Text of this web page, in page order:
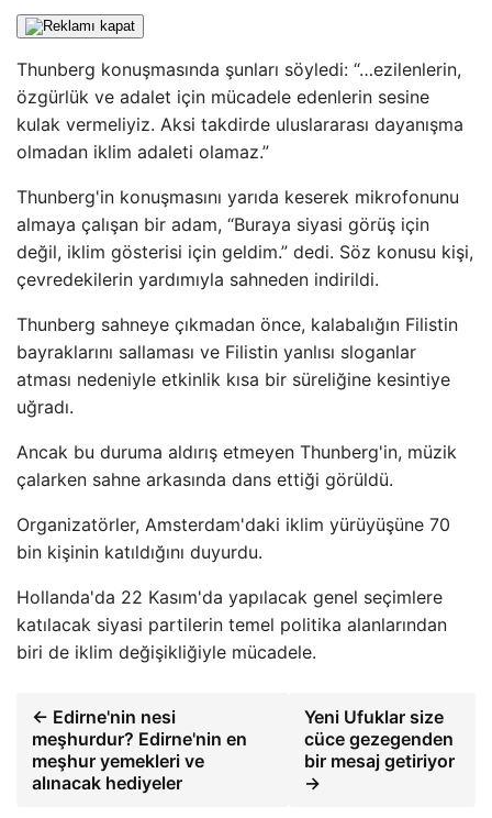
Thunberg konuşmasında şunları söyledi: “…ezilenlerin,
özgürlük ve adalet için mücadele edenlerin sesine
kulak vermeliyiz. Aksi takdirde uluslararası dayanışma
olmadan iklim adaleti olamaz.”
Thunberg'in konuşmasını yarıda keserek mikrofonunu
almaya çalışan bir adam, “Buraya siyasi görüş için
değil, iklim gösterisi için geldim.” dedi. Söz konusu kişi,
çevredekilerin yardımıyla sahneden indirildi.
Thunberg sahneye çıkmadan önce, kalabalığın Filistin
bayraklarını sallaması ve Filistin yanlısı sloganlar
atması nedeniyle etkinlik kısa bir süreliğine kesintiye
uğradı.
Ancak bu duruma aldırış etmeyen Thunberg'in, müzik
çalarken sahne arkasında dans ettiği görüldü.
Organizatörler, Amsterdam'daki iklim yürüyüşüne 70
bin kişinin katıldığını duyurdu.
Hollanda'da 22 Kasım'da yapılacak genel seçimlere
katılacak siyasi partilerin temel politika alanlarından
biri de iklim değişikliğiyle mücadele.
← Edirne'nin nesi
meşhurdur? Edirne'nin en
meşhur yemekleri ve
alınacak hediyeler
Yeni Ufuklar size
cüce gezegenden
bir mesaj getiriyor
→